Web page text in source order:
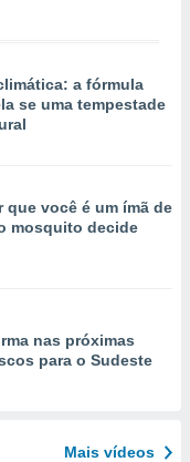
a fórmula
se uma tempestade
você é um ímã de
mosquito decide
nas próximas
para o Sudeste
Mais vídeos